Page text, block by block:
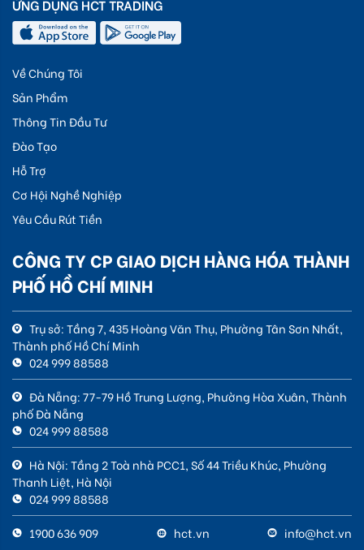
ỨNG DỤNG HCT TRADING
Về Chúng Tôi
Sản Phẩm
Thông Tin Đầu Tư
Đào Tạo
Hỗ Trợ
Cơ Hội Nghề Nghiệp
Yêu Cầu Rút Tiền
CÔNG TY CP GIAO DỊCH HÀNG HÓA THÀNH
PHỐ HỒ CHÍ MINH
Trụ sở: Tầng 7, 435 Hoàng Văn Thụ, Phường Tân Sơn Nhất,
Thành phố Hồ Chí Minh
024 999 88588
Đà Nẵng: 77-79 Hồ Trung Lượng, Phường Hòa Xuân, Thành
phố Đà Nẵng
024 999 88588
Hà Nội: Tầng 2 Toà nhà PCC1, Số 44 Triều Khúc, Phường
Thanh Liệt, Hà Nội
024 999 88588
1900 636 909
hct.vn info@hct.vn